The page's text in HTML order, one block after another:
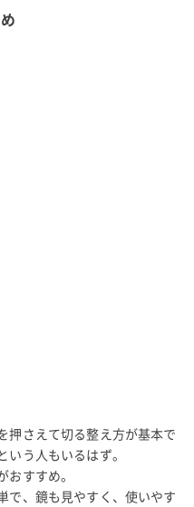
押さえて切る整え方が基本で
う人もいるはず。
すすめ。
で、鏡も見やすく、使いやす